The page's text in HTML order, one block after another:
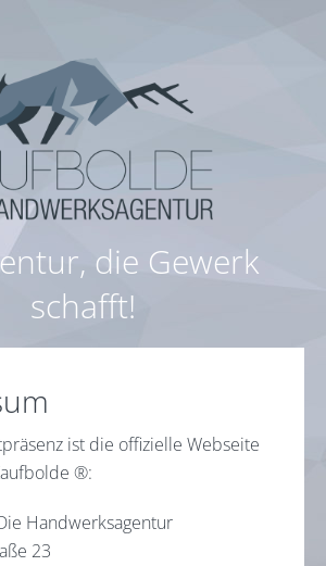
die Gewerk
schafft!
ist die offizielle Webseite
®:
Handwerksagentur
23